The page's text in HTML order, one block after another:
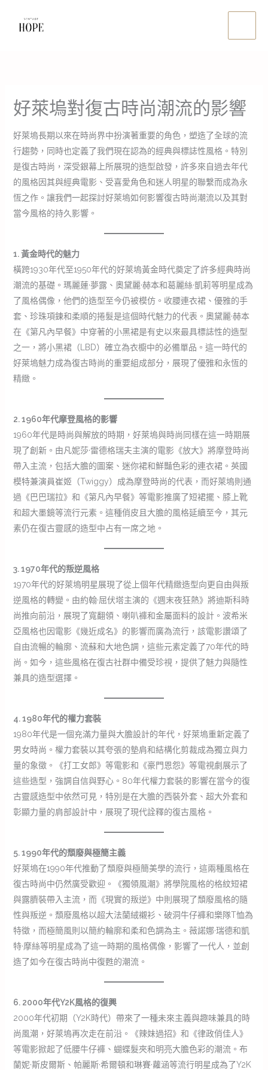
Main
好萊塢對復古時尚潮流的影響
好萊塢長期以來在時尚界中扮演著重要的角色，塑造了全球的流
行趨勢，同時也定義了我們現在認為的經典與標誌性風格。特別
是復古時尚，深受銀幕上所展現的造型啟發，許多來自過去年代
的風格因其與經典電影、受喜愛角色和迷人明星的聯繫而成為永
恆之作。讓我們一起探討好萊塢如何影響復古時尚潮流以及其對
當今風格的持久影響。
1. 黃金時代的魅力
橫跨1930年代至1950年代的好萊塢黃金時代奠定了許多經典時尚
潮流的基礎。瑪麗蓮·夢露、奧黛麗·赫本和葛麗絲·凱莉等明星成為
了風格偶像，他們的造型至今仍被模仿。收腰連衣裙、優雅的手
套、珍珠項鍊和柔順的捲髮是這個時代魅力的代表。奧黛麗·赫本
在《第凡內早餐》中穿著的小黑裙是有史以來最具標誌性的造型
之一，將小黑裙（LBD）確立為衣櫥中的必備單品。這一時代的
好萊塢魅力成為復古時尚的重要組成部分，展現了優雅和永恆的
精緻。
2. 1960年代摩登風格的影響
1960年代是時尚與解放的時期，好萊塢與時尚同樣在這一時期展
現了創新。由凡妮莎·雷德格瑞夫主演的電影《放大》將摩登時尚
帶入主流，包括大膽的圖案、迷你裙和鮮豔色彩的連衣裙。英國
模特兼演員崔姬（Twiggy）成為摩登時尚的代表，而好萊塢則通
過《巴巴瑞拉》和《第凡內早餐》等電影推廣了短裙擺、膝上靴
和超大墨鏡等流行元素。這種俏皮且大膽的風格延續至今，其元
素仍在復古靈感的造型中占有一席之地。
3. 1970年代的叛逆風格
1970年代的好萊塢明星展現了從上個年代精緻造型向更自由與叛
逆風格的轉變。由約翰·屈伏塔主演的《週末夜狂熱》將迪斯科時
尚推向前沿，展現了寬翻領、喇叭褲和金屬面料的設計。波希米
亞風格也因電影《幾近成名》的影響而廣為流行，該電影讚頌了
自由流暢的輪廓、流蘇和大地色調，這些元素定義了70年代的時
尚。如今，這些風格在復古社群中備受珍視，提供了魅力與隨性
兼具的造型選擇。
4. 1980年代的權力套裝
1980年代是一個充滿力量與大膽設計的年代，好萊塢重新定義了
男女時尚。權力套裝以其夸張的墊肩和結構化剪裁成為獨立與力
量的象徵。《打工女郎》等電影和《豪門恩怨》等電視劇展示了
這些造型，強調自信與野心。80年代權力套裝的影響在當今的復
古靈感造型中依然可見，特別是在大膽的西裝外套、超大外套和
彰顯力量的肩部設計中，展現了現代詮釋的復古風格。
5. 1990年代的頹廢與極簡主義
好萊塢在1990年代推動了頹廢與極簡美學的流行，這兩種風格在
復古時尚中仍然廣受歡迎。《獨領風潮》將學院風格的格紋短裙
與露臍裝帶入主流，而《現實的叛逆》中則展現了頹廢風格的隨
性與叛逆。頹廢風格以超大法蘭絨襯衫、破洞牛仔褲和樂隊T恤為
特徵，而極簡風則以簡約輪廓和柔和色調為主。薇諾娜·瑞德和凱
特·摩絲等明星成為了這一時期的風格偶像，影響了一代人，並創
造了如今在復古時尚中復甦的潮流。
6. 2000年代Y2K風格的復興
2000年代初期（Y2K時代）帶來了一種未來主義與趣味兼具的時
尚風潮，好萊塢再次走在前沿。《辣妹過招》和《律政俏佳人》
等電影掀起了低腰牛仔褲、蝴蝶髮夾和明亮大膽色彩的潮流。布
蘭妮·斯皮爾斯、帕麗斯·希爾頓和琳賽·蘿涵等流行明星成為了Y2K